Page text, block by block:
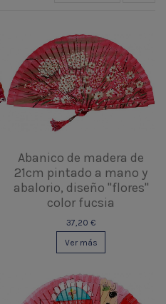
Abanico de madera de
21cm pintado a mano y
abalorio, diseño "flores"
color fucsia
37,20 €
Ver más